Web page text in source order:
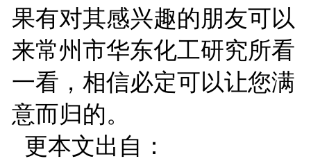
果有对其感兴趣的朋友可以
来常州市华东化工研究所看
一看，相信必定可以让您满
意而归的。
更本文出自：